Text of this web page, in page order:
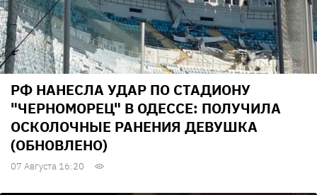
РФ НАНЕСЛА УДАР ПО СТАДИОНУ
"ЧЕРНОМОРЕЦ" В ОДЕССЕ: ПОЛУЧИЛА
ОСКОЛОЧНЫЕ РАНЕНИЯ ДЕВУШКА
(ОБНОВЛЕНО)
07 Августа 16:20